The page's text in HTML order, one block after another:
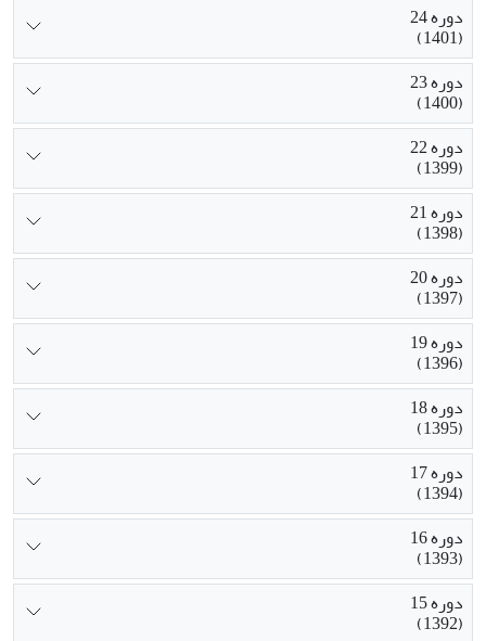
دوره 24
(1401)
دوره 23
(1400)
دوره 22
(1399)
دوره 21
(1398)
دوره 20
(1397)
دوره 19
(1396)
دوره 18
(1395)
دوره 17
(1394)
دوره 16
(1393)
دوره 15
(1392)